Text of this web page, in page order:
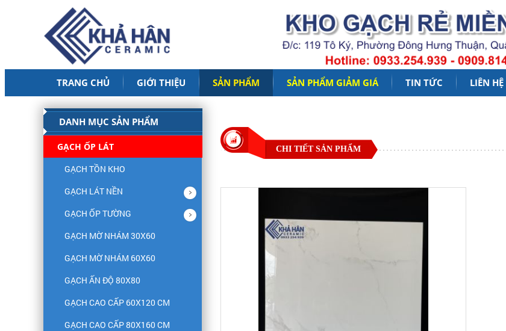
TRANG CHỦ GIỚI THIỆU SẢN PHẨM SẢN PHẨM GIẢM GIÁ TIN TỨC LIÊN HỆ
CHI TIẾT SẢN PHẨM
DANH MỤC SẢN PHẨM
GẠCH ỐP LÁT
GẠCH TỒN KHO
GẠCH LÁT NỀN
GẠCH ỐP TƯỜNG
GẠCH MỜ NHÁM 30X60
GẠCH MỜ NHÁM 60X60
GẠCH ẤN ĐỘ 80X80
GẠCH CAO CẤP 60X120 CM
GẠCH CAO CẤP 80X160 CM